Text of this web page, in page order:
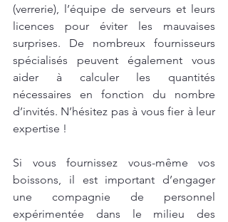
(verrerie), l’équipe de serveurs et leurs
licences pour éviter les mauvaises
surprises. De nombreux fournisseurs
spécialisés peuvent également vous
aider à calculer les quantités
nécessaires en fonction du nombre
d’invités. N’hésitez pas à vous fier à leur
expertise !
Si vous fournissez vous-même vos
boissons, il est important d’engager
une compagnie de personnel
expérimentée dans le milieu des